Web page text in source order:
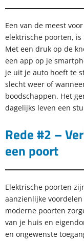
Een van de meest
elektrische poorten, is
Met een druk op de
een app op je
je uit je auto hoeft te
slecht weer of
boodschappen. Het
dagelijks leven een
Rede #2 –
een poort
Elektrische poorten
aanzienlijke
moderne poorten
van je huis en
en ongewenste